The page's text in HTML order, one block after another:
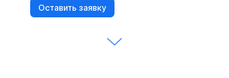
Оставить заявку